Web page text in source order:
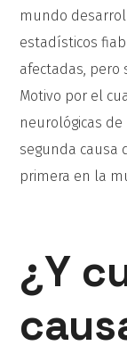
mundo
estadísticos
afectadas, pero
Motivo por el
neurológicas de
segunda causa
primera en la
¿Y